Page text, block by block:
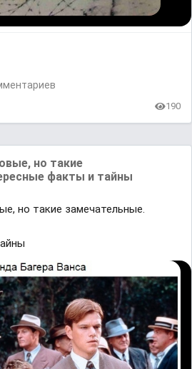
190
но такие
факты и тайны
но такие замечательные.